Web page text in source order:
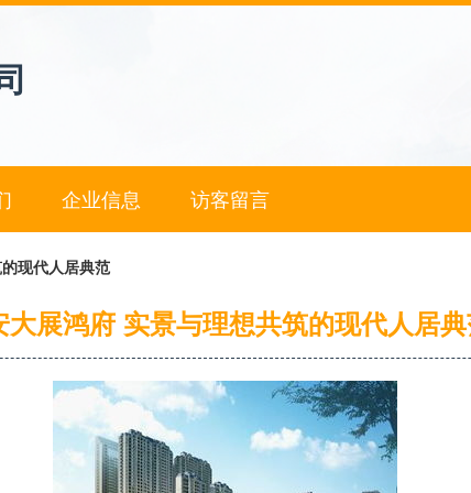
企业信息 访客留言
现代人居典范
大展鸿府 实景与理想共筑的现代人居